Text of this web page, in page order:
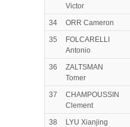
Victor
34 ORR Cameron
35
FOLCARELLI
Antonio
36
ZALTSMAN
Tomer
37
CHAMPOUSSIN
Clement
38 LYU Xianjing